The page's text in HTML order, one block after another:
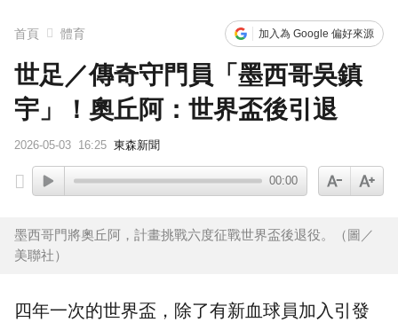
首頁 體育 加入為 Google 偏好來源
世足／傳奇守門員「墨西哥吳鎮
宇」！奧丘阿：世界盃後引退
2026-05-03 16:25 東森新聞
00:00
墨西哥門將奧丘阿，計畫挑戰六度征戰世界盃後退役。（圖／
美聯社）
四年一次的世界盃，除了有新血球員加入引發